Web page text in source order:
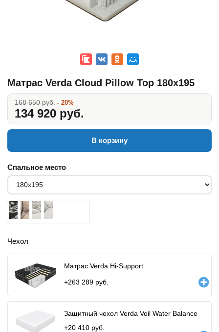
Матрас Verda Cloud Pillow Top 180x195
168 650 руб. - 20%
134 920 руб.
В корзину
Спальное место
Чехол
Матрас Verda Hi-Support
+263 289 руб.
Защитный чехол Verda Veil Water Balance
+20 410 руб.